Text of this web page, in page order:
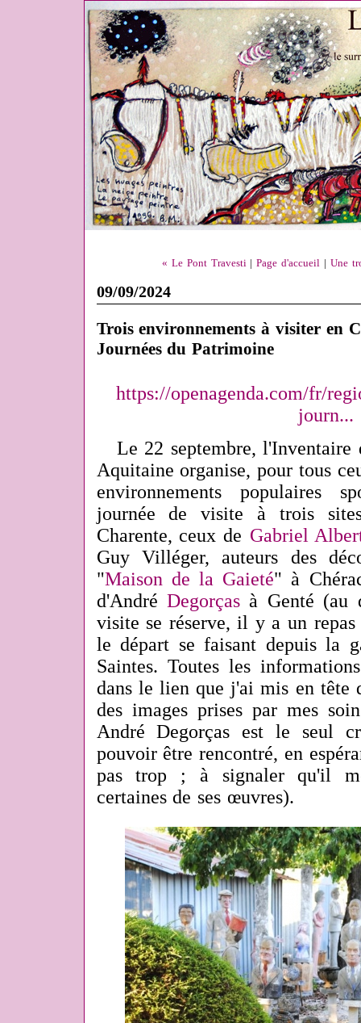
« Le Pont Travesti|Page d'accueil Une
09/09/2024
Trois environnements à visiter en
Journées du Patrimoine
https://openagenda.com/fr/
journ...
Le 22 septembre, l'Inventaire
Aquitaine organise, pour tous
environnements populaires
journée de visite à trois
Charente, ceux de Gabriel
Guy Villéger, auteurs des
"Maison de la Gaieté" à
d'André Degorças à Genté (au
visite se réserve, il y a un
le départ se faisant depuis la
Saintes. Toutes les
dans le lien que j'ai mis en tête
des images prises par mes
André Degorças est le seul
pouvoir être rencontré, en
pas trop ; à signaler qu'il
certaines de ses œuvres).